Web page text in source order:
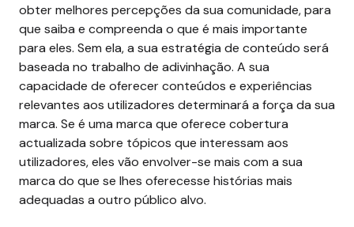
obter melhores percepções da sua comunidade, para
que saiba e compreenda o que é mais importante
para eles. Sem ela, a sua estratégia de conteúdo será
baseada no trabalho de adivinhação. A sua
capacidade de oferecer conteúdos e experiências
relevantes aos utilizadores determinará a força da sua
marca. Se é uma marca que oferece cobertura
actualizada sobre tópicos que interessam aos
utilizadores, eles vão envolver-se mais com a sua
marca do que se lhes oferecesse histórias mais
adequadas a outro público alvo.